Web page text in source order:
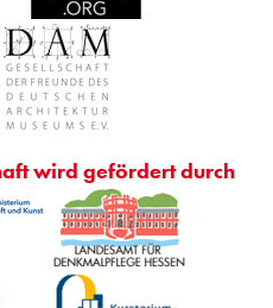
wird gefördert durch